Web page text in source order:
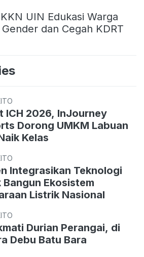
UIN Edukasi Warga
dan Cegah KDRT
ICH 2026, InJourney
Dorong UMKM Labuan
Kelas
Integrasikan Teknologi
Bangun Ekosistem
Listrik Nasional
Durian Perangai, di
Debu Batu Bara